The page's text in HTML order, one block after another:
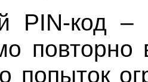
PIN-код –
повторно
попыток